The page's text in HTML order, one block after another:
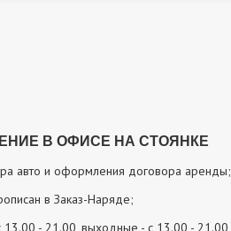
В ОФИСЕ НА СТОЯНКЕ
авто и оформления договора аренды;
в Заказ-Наряде;
13.00 - 21.00, выходные - с 13.00 - 21.00